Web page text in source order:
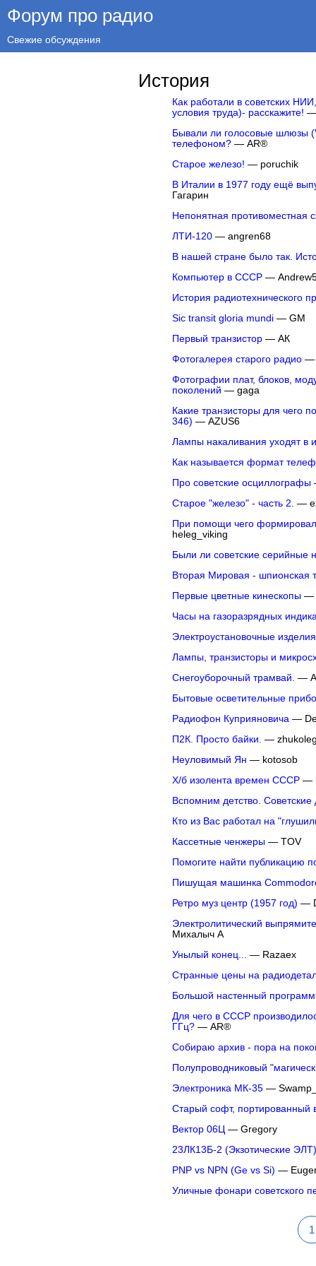
Форум про радио
Свежие обсуждения
История
Как работали в советских
условия труда)- расскажите! —
Бывали ли голосовые шлюзы
телефоном?— AR®
Старое железо! — poruchik
В Италии в 1977 году ещё
Гагарин
Непонятная противоместная
ЛТИ-120— angren68
В нашей стране было так.
Компьютер в СССР—
История радиотехнического
Sic transit gloria mundi— GM
Первый транзистор— АК
Фотогалерея старого радио—
Фотографии плат, блоков,
поколений — gaga
Какие транзисторы для чего
346) — AZUS6
Лампы накаливания уходят в
Как называется формат
Про советские осциллографы
Старое "железо" - часть 2. —
При помощи чего
heleg_viking
Были ли советские серийные
Вторая Мировая - шпионская
Первые цветные кинескопы—
Часы на газоразрядных
Электроустановочные
Лампы, транзисторы и
Снегоуборочный трамвай. —
Бытовые осветительные
Радиофон Куприяновича —
П2К. Просто байки. —
Неуловимый Ян — kotosob
Х/б изолента времен СССР—
Вспомним детство. Советские
Кто из Вас работал на
Кассетные ченжеры— TOV
Помогите найти публикацию
Пишущая машинка
Ретро муз центр (1957 год) —
Электролитический
Михалыч А
Унылый конец...
— Razaex
Странные цены на
Большой настенный
Для чего в СССР
ГГц?— AR®
Собираю архив - пора на
Полупроводниковый
Электроника МК-35—
Старый софт,
Вектор 06Ц — Gregory
23ЛК13Б-2 (Экзотические ЭЛТ)
PNP vs NPN (Ge vs Si) —
Уличные фонари советского
1